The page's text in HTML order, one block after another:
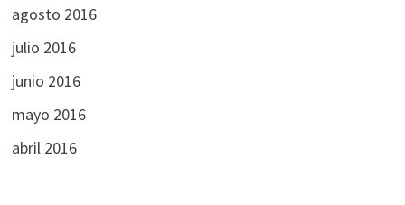
agosto 2016
julio 2016
junio 2016
mayo 2016
abril 2016